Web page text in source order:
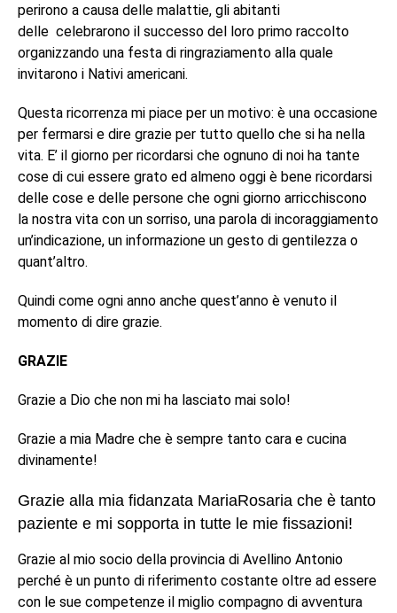
perirono a causa delle malattie, gli abitanti
delle celebrarono il successo del loro primo raccolto
organizzando una festa di ringraziamento alla quale
invitarono i Nativi americani.
Questa ricorrenza mi piace per un motivo: è una occasione
per fermarsi e dire grazie per tutto quello che si ha nella
vita. E’ il giorno per ricordarsi che ognuno di noi ha tante
cose di cui essere grato ed almeno oggi è bene ricordarsi
delle cose e delle persone che ogni giorno arricchiscono
la nostra vita con un sorriso, una parola di incoraggiamento
un’indicazione, un informazione un gesto di gentilezza o
quant’altro.
Quindi come ogni anno anche quest’anno è venuto il
momento di dire grazie.
GRAZIE
Grazie a Dio che non mi ha lasciato mai solo!
Grazie a mia Madre che è sempre tanto cara e cucina
divinamente!
Grazie alla mia fidanzata MariaRosaria che è tanto
paziente e mi sopporta in tutte le mie fissazioni!
Grazie al mio socio della provincia di Avellino Antonio
perché è un punto di riferimento costante oltre ad essere
con le sue competenze il miglio compagno di avventura